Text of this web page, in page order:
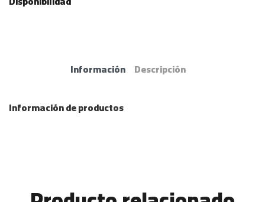
Información Descripción
Información de productos